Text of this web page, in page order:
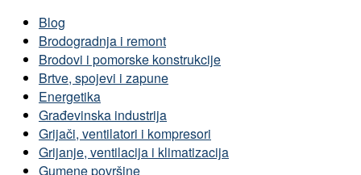
Blog
Brodogradnja i remont
Brodovi i pomorske konstrukcije
Brtve, spojevi i zapune
Energetika
Građevinska industrija
Grijači, ventilatori i kompresori
Grijanje, ventilacija i klimatizacija
Gumene površine